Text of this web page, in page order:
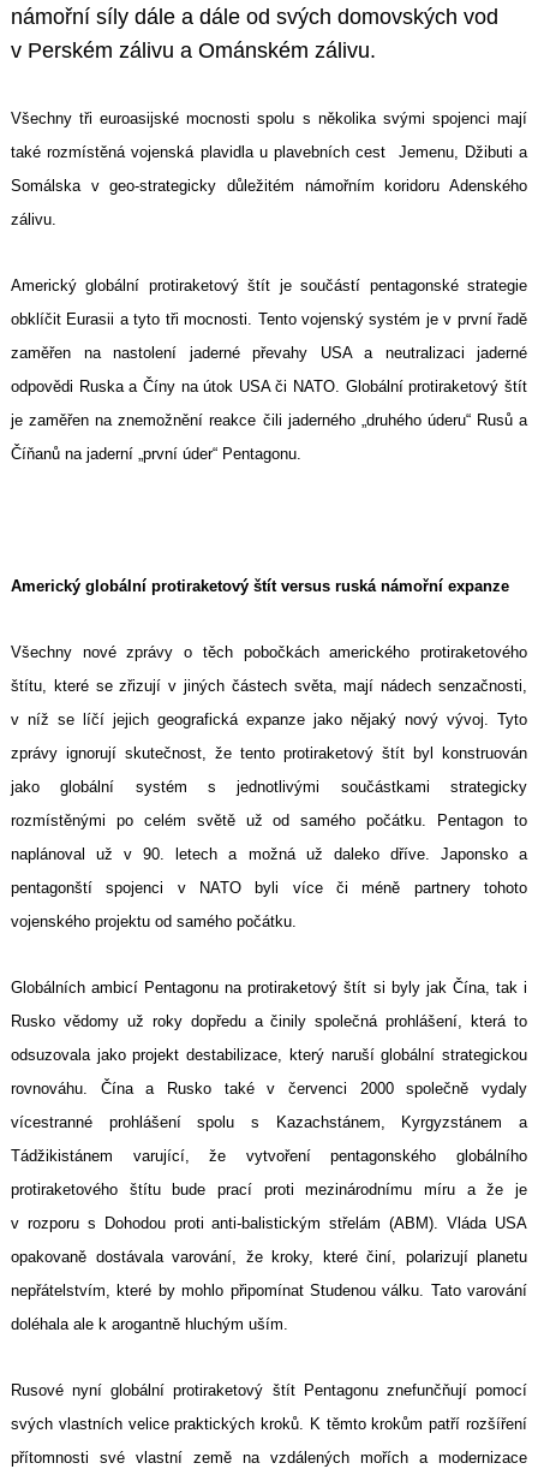
námořní síly dále a dále od svých domovských vod
v Perském zálivu a Ománském zálivu.
Všechny tři euroasijské mocnosti spolu s několika svými spojenci mají
také rozmístěná vojenská plavidla u plavebních cest Jemenu, Džibuti a
Somálska v geo-strategicky důležitém námořním koridoru Adenského
zálivu.
Americký globální protiraketový štít je součástí pentagonské strategie
obklíčit Eurasii a tyto tři mocnosti. Tento vojenský systém je v první řadě
zaměřen na nastolení jaderné převahy USA a neutralizaci jaderné
odpovědi Ruska a Číny na útok USA či NATO. Globální protiraketový štít
je zaměřen na znemožnění reakce čili jaderného „druhého úderu“ Rusů a
Číňanů na jaderní „první úder“ Pentagonu.
Americký globální protiraketový štít versus ruská námořní expanze
Všechny nové zprávy o těch pobočkách amerického protiraketového
štítu, které se zřizují v jiných částech světa, mají nádech senzačnosti,
v níž se líčí jejich geografická expanze jako nějaký nový vývoj. Tyto
zprávy ignorují skutečnost, že tento protiraketový štít byl konstruován
jako globální systém s jednotlivými součástkami strategicky
rozmístěnými po celém světě už od samého počátku. Pentagon to
naplánoval už v 90. letech a možná už daleko dříve. Japonsko a
pentagonští spojenci v NATO byli více či méně partnery tohoto
vojenského projektu od samého počátku.
Globálních ambicí Pentagonu na protiraketový štít si byly jak Čína, tak i
Rusko vědomy už roky dopředu a činily společná prohlášení, která to
odsuzovala jako projekt destabilizace, který naruší globální strategickou
rovnováhu. Čína a Rusko také v červenci 2000 společně vydaly
vícestranné prohlášení spolu s Kazachstánem, Kyrgyzstánem a
Tádžikistánem varující, že vytvoření pentagonského globálního
protiraketového štítu bude prací proti mezinárodnímu míru a že je
v rozporu s Dohodou proti anti-balistickým střelám (ABM). Vláda USA
opakovaně dostávala varování, že kroky, které činí, polarizují planetu
nepřátelstvím, které by mohlo připomínat Studenou válku. Tato varování
doléhala ale k arogantně hluchým uším.
Rusové nyní globální protiraketový štít Pentagonu znefunčňují pomocí
svých vlastních velice praktických kroků. K těmto krokům patří rozšíření
přítomnosti své vlastní země na vzdálených mořích a modernizace